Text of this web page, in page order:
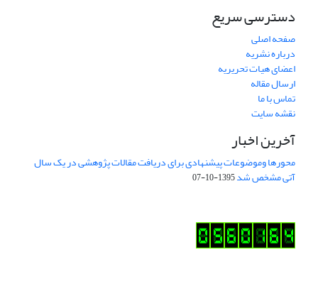
دسترسی سریع
صفحه اصلی
درباره نشریه
اعضای هیات تحریریه
ارسال مقاله
تماس با ما
نقشه سایت
آخرین اخبار
محورها وموضوعات پیشنهادی برای دریافت مقالات پژوهشی در یک سال
آتی مشخص شد1395-10-07